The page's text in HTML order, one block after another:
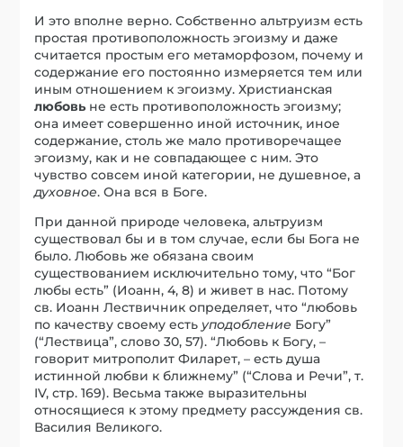
И это вполне верно. Собственно альтруизм есть
простая противоположность эгоизму и даже
считается простым его метаморфозом, почему и
содержание его постоянно измеряется тем или
иным отношением к эгоизму. Христианская
любовь не есть противоположность эгоизму;
она имеет совершенно иной источник, иное
содержание, столь же мало противоречащее
эгоизму, как и не совпадающее с ним. Это
чувство совсем иной категории, не душевное, а
духовное. Она вся в Боге.
При данной природе человека, альтруизм
существовал бы и в том случае, если бы Бога не
было. Любовь же обязана своим
существованием исключительно тому, что “Бог
любы есть” (Иоанн, 4, 8) и живет в нас. Потому
св. Иоанн Лествичник определяет, что “любовь
по качеству своему есть уподобление Богу”
(“Лествица”, слово 30, 57). “Любовь к Богу, –
говорит митрополит Филарет, – есть душа
истинной любви к ближнему” (“Слова и Речи”, т.
IV, стр. 169). Весьма также выразительны
относящиеся к этому предмету рассуждения св.
Василия Великого.